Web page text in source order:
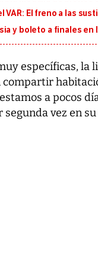
VAR: El freno a las
y boleto a finales
específicas,
a pocos
segunda vez en